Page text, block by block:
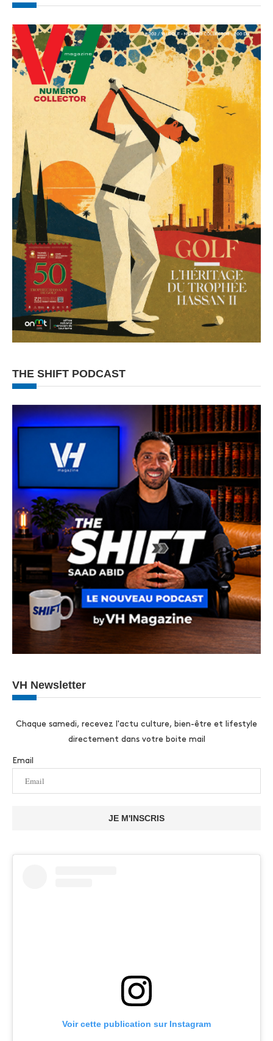
THE SHIFT PODCAST
VH Newsletter
Chaque samedi, recevez l'actu culture, bien-être et lifestyle
directement dans votre boite mail
Email
JE M'INSCRIS
Voir cette publication sur Instagram